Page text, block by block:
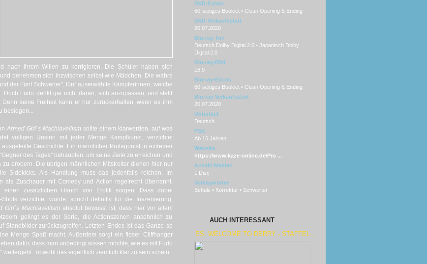
nach ihrem Willen zu korrigieren. Die Schüler haben sich
benehmen sich inzwischen selbst wie Mädchen. Die wahre
der Fünf Schwerter", fünf auserwählte Kämpferinnen, welche
Doch Fudo denkt gar nicht daran, sich anzupassen, und stellt
seine Freiheit kann er nur zurückerhalten, wenn es ihm
besiegen...
Armed Girl´s Machiavellism sollte einem klarwerden, auf was
völligen Unsinn mit jeder Menge Kampfkunst, verzichtet
Geschichte. Ein männlicher Protagonist in extremer
des Tages" behaupten, um seine Ziele zu erreichen und
erobern. Die übrigen männlichen Mitstreiter dienen hier nur
Sidekicks. Als Handlung muss das jedenfalls reichen. Im
als Zuschauer mit Comedy und Action regelrecht überrannt,
zusätzlichen Hauch von Erotik sorgen. Dass dabei
verzichtet wurde, spricht definitiv für die Inszenierung,
Girl´s Machiavellism absolut bewusst ist, dass hier vor allem
gelingt es der Serie, die Actionszenen ansehnlich zu
Standbilder zurückzugreifen. Letzten Endes ist das Ganze so
Menge Spaß macht. Außerdem sorgt ein fieser Cliffhanger
dafür, dass man unbedingt wissen möchte, wie es mit Fudo
weitergeht...obwohl das eigentlich ziemlich klar zu sein scheint.
DVD-Extras
60-seitiges Booklet • Clean Opening & Ending
DVD-Verkaufsstart
20.07.2020
Blu-ray-Ton
Deutsch Dolby Digital 2.0 • Japanisch Dolby
Digital 2.0
Blu-ray-Bild
16:9
Blu-ray-Extras
60-seitiges Booklet • Clean Opening & Ending
Blu-ray-Verkaufsstart
20.07.2020
Untertitel
Deutsch
FSK
Ab 16 Jahren
Website
https://www.kaze-online.de/Pro ...
Anzahl Medien
1 Disc
Schlagwörter
Schule • Korrektur • Schwerter
AUCH INTERESSANT
ES: WELCOME TO DERRY - STAFFEL...